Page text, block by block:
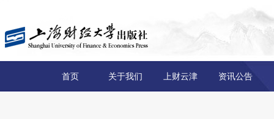
首页 关于我们 上财云津 资讯公告